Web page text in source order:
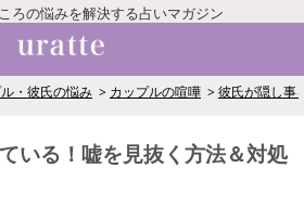
ろの悩みを解決する占いマガジン
・彼氏の悩み カップルの喧嘩 彼氏が隠し事
いる！嘘を見抜く方法＆対処